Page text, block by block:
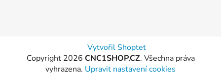
Vytvořil Shoptet
Copyright 2026 CNC1SHOP.CZ. Všechna práva
vyhrazena. Upravit nastavení cookies